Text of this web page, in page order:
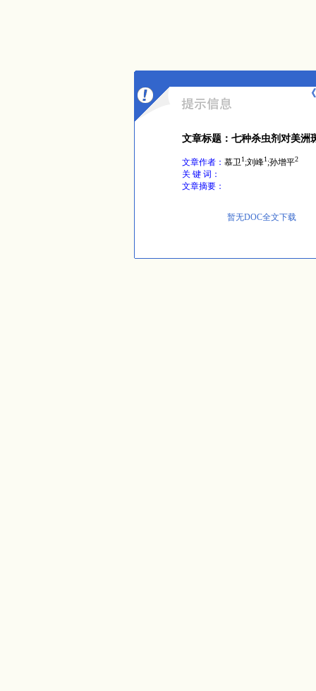
文章标题：七种杀虫剂对美洲
文章作者： 慕卫1 ;刘峰1 ;孙增平2
关 键 词：
文章摘要：
暂无DOC全文下载